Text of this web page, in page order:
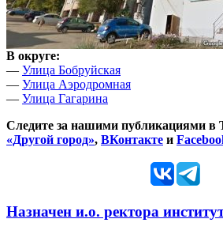
В округе:
— Улица Бобруйская
— Улица Аэродромная
— Улица Гагарина
Следите за нашими публикациями в
«Другой город», ВКонтакте и
Назначен и.о. ректора